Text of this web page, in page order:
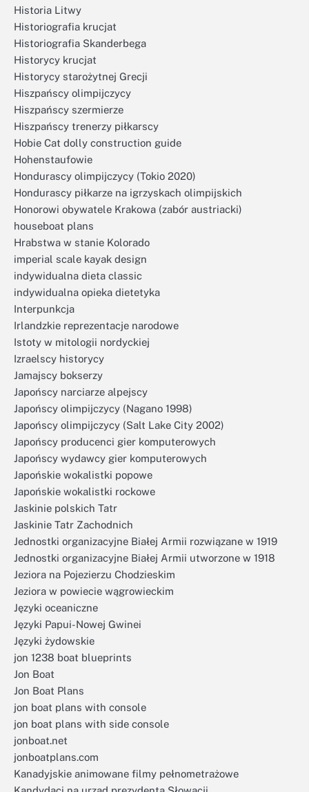
Historia Litwy
Historiografia krucjat
Historiografia Skanderbega
Historycy krucjat
Historycy starożytnej Grecji
Hiszpańscy olimpijczycy
Hiszpańscy szermierze
Hiszpańscy trenerzy piłkarscy
Hobie Cat dolly construction guide
Hohenstaufowie
Hondurascy olimpijczycy (Tokio 2020)
Hondurascy piłkarze na igrzyskach olimpijskich
Honorowi obywatele Krakowa (zabór austriacki)
houseboat plans
Hrabstwa w stanie Kolorado
imperial scale kayak design
indywidualna dieta classic
indywidualna opieka dietetyka
Interpunkcja
Irlandzkie reprezentacje narodowe
Istoty w mitologii nordyckiej
Izraelscy historycy
Jamajscy bokserzy
Japońscy narciarze alpejscy
Japońscy olimpijczycy (Nagano 1998)
Japońscy olimpijczycy (Salt Lake City 2002)
Japońscy producenci gier komputerowych
Japońscy wydawcy gier komputerowych
Japońskie wokalistki popowe
Japońskie wokalistki rockowe
Jaskinie polskich Tatr
Jaskinie Tatr Zachodnich
Jednostki organizacyjne Białej Armii rozwiązane w 1919
Jednostki organizacyjne Białej Armii utworzone w 1918
Jeziora na Pojezierzu Chodzieskim
Jeziora w powiecie wągrowieckim
Języki oceaniczne
Języki Papui-Nowej Gwinei
Języki żydowskie
jon 1238 boat blueprints
Jon Boat
Jon Boat Plans
jon boat plans with console
jon boat plans with side console
jonboat.net
jonboatplans.com
Kanadyjskie animowane filmy pełnometrażowe